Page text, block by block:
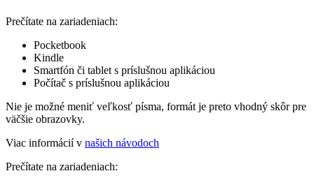
Prečítate na zariadeniach:
Pocketbook
Kindle
Smartfón či tablet s príslušnou aplikáciou
Počítač s príslušnou aplikáciou
Nie je možné meniť veľkosť písma, formát je preto vhodný skôr pre
väčšie obrazovky.
Viac informácií v našich návodoch
Prečítate na zariadeniach: